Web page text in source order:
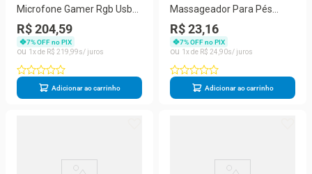
Microfone Gamer Rgb Usb
Para Pc Mt1060r (PRETO)
R$ 204,59
7% OFF no PIX
1
R$ 219 99
Adicionar ao carrinho
Massageador Para Pés
Pernas Ems Magnético
Relaxante Pro
R$ 23,16
7% OFF no PIX
1
R$ 24 90
Adicionar ao carrinho